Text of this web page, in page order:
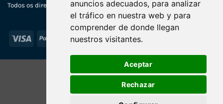
anuncios adecuados, para analizar
el tráfico en nuestra web y para
comprender de donde llegan
nuestros visitantes.
Aceptar
Rechazar
Todos os direitos reservados
Visa PayPal Stripe MasterCard